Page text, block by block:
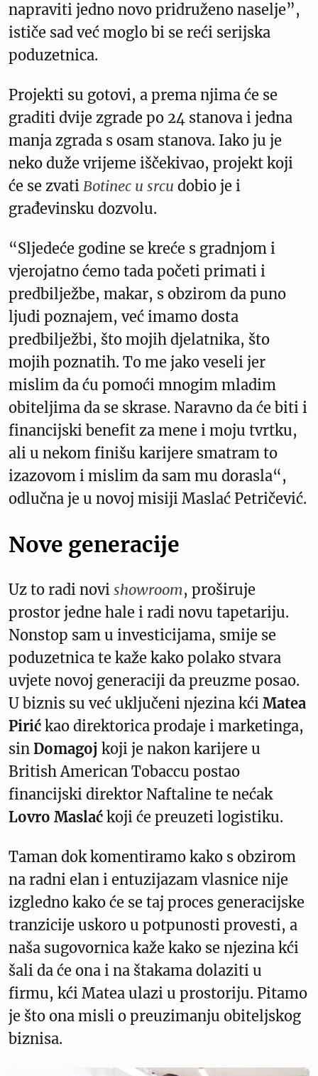
napraviti jedno novo pridruženo naselje”,
ističe sad već moglo bi se reći serijska
poduzetnica.
Projekti su gotovi, a prema njima će se
graditi dvije zgrade po 24 stanova i jedna
manja zgrada s osam stanova. Iako ju je
neko duže vrijeme iščekivao, projekt koji
će se zvati Botinec u srcu dobio je i
građevinsku dozvolu.
“Sljedeće godine se kreće s gradnjom i
vjerojatno ćemo tada početi primati i
predbilježbe, makar, s obzirom da puno
ljudi poznajem, već imamo dosta
predbilježbi, što mojih djelatnika, što
mojih poznatih. To me jako veseli jer
mislim da ću pomoći mnogim mladim
obiteljima da se skrase. Naravno da će biti i
financijski benefit za mene i moju tvrtku,
ali u nekom finišu karijere smatram to
izazovom i mislim da sam mu dorasla“,
odlučna je u novoj misiji Maslać Petričević.
Nove generacije
Uz to radi novi showroom, proširuje
prostor jedne hale i radi novu tapetariju.
Nonstop sam u investicijama, smije se
poduzetnica te kaže kako polako stvara
uvjete novoj generaciji da preuzme posao.
U biznis su već uključeni njezina kći Matea
Pirić kao direktorica prodaje i marketinga,
sin Domagoj koji je nakon karijere u
British American Tobaccu postao
financijski direktor Naftaline te nećak
Lovro Maslać koji će preuzeti logistiku.
Taman dok komentiramo kako s obzirom
na radni elan i entuzijazam vlasnice nije
izgledno kako će se taj proces generacijske
tranzicije uskoro u potpunosti provesti, a
naša sugovornica kaže kako se njezina kći
šali da će ona i na štakama dolaziti u
firmu, kći Matea ulazi u prostoriju. Pitamo
je što ona misli o preuzimanju obiteljskog
biznisa.